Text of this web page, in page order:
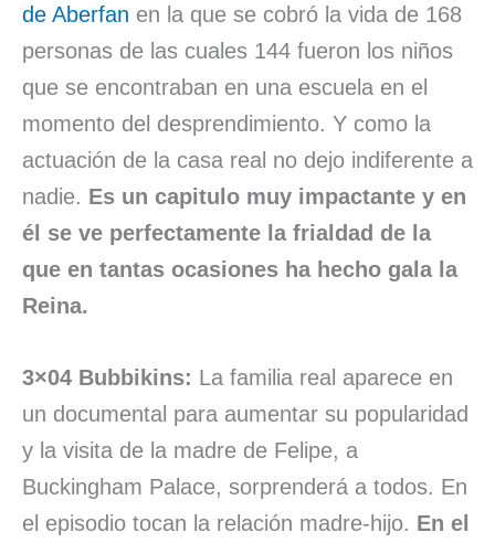
de Aberfan en la que se cobró la vida de 168
personas de las cuales 144 fueron los niños
que se encontraban en una escuela en el
momento del desprendimiento. Y como la
actuación de la casa real no dejo indiferente a
nadie. Es un capitulo muy impactante y en
él se ve perfectamente la frialdad de la
que en tantas ocasiones ha hecho gala la
Reina.
3×04 Bubbikins: La familia real aparece en
un documental para aumentar su popularidad
y la visita de la madre de Felipe, a
Buckingham Palace, sorprenderá a todos. En
el episodio tocan la relación madre-hijo. En el